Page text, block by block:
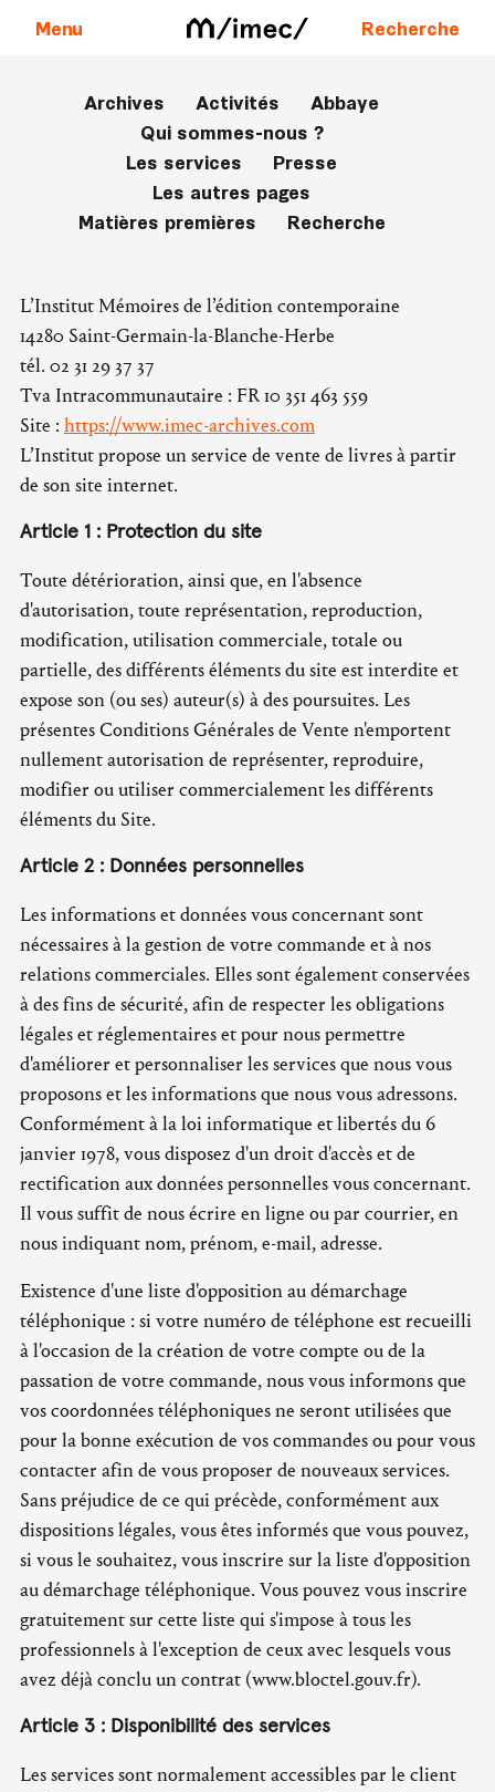
Aller au contenu
Menu Recherche
Archives Activités
Abbaye
Qui sommes-nous ?
Les services
Presse
Les autres pages
Matières premières
Recherche
L’Institut Mémoires de l’édition contemporaine
14280 Saint-Germain-la-Blanche-Herbe
tél. 02 31 29 37 37
Tva Intracommunautaire : FR 10 351 463 559
Site : https://www.imec-archives.com
L’Institut propose un service de vente de livres à partir
de son site internet.
Article 1 : Protection du site
Toute détérioration, ainsi que, en l'absence
d'autorisation, toute représentation, reproduction,
modification, utilisation commerciale, totale ou
partielle, des différents éléments du site est interdite et
expose son (ou ses) auteur(s) à des poursuites. Les
présentes Conditions Générales de Vente n'emportent
nullement autorisation de représenter, reproduire,
modifier ou utiliser commercialement les différents
éléments du Site.
Article 2 : Données personnelles
Les informations et données vous concernant sont
nécessaires à la gestion de votre commande et à nos
relations commerciales. Elles sont également conservées
à des fins de sécurité, afin de respecter les obligations
légales et réglementaires et pour nous permettre
d'améliorer et personnaliser les services que nous vous
proposons et les informations que nous vous adressons.
Conformément à la loi informatique et libertés du 6
janvier 1978, vous disposez d'un droit d'accès et de
rectification aux données personnelles vous concernant.
Il vous suffit de nous écrire en ligne ou par courrier, en
nous indiquant nom, prénom, e-mail, adresse.
Existence d'une liste d'opposition au démarchage
téléphonique : si votre numéro de téléphone est recueilli
à l'occasion de la création de votre compte ou de la
passation de votre commande, nous vous informons que
vos coordonnées téléphoniques ne seront utilisées que
pour la bonne exécution de vos commandes ou pour vous
contacter afin de vous proposer de nouveaux services.
Sans préjudice de ce qui précède, conformément aux
dispositions légales, vous êtes informés que vous pouvez,
si vous le souhaitez, vous inscrire sur la liste d'opposition
au démarchage téléphonique. Vous pouvez vous inscrire
gratuitement sur cette liste qui s'impose à tous les
professionnels à l'exception de ceux avec lesquels vous
avez déjà conclu un contrat (www.bloctel.gouv.fr).
Article 3 : Disponibilité des services
Les services sont normalement accessibles par le client